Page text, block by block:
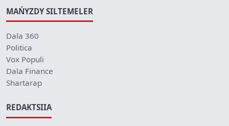
MAŃYZDY SILTEMELER
Dala 360
Politica
Vox Populi
Dala Finance
Shartarap
REDAKTSIIA